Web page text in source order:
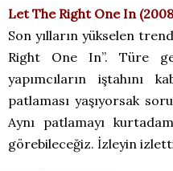
Let The Right One In
Son yılların yükselen
Right One In”. Türe
yapımcıların iştahını
patlaması yaşıyorsak
Aynı patlamayı
görebileceğiz. İzleyin